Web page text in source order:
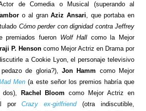
de Comedia o Musical (superando al
o al granAziz Ansari, que portaba en
Cómo perder con dignidad contra Jeffrey
premiados fueron Wolf Hall como la Mejor
P. Henson como Mejor Actriz en Drama por
a Cookie Lyon, el personaje televisivo
de gloria?),Jon Hamm como Mejor
Men (a este señor los premios habría que
Rachel Bloomcomo Mejor Actriz en
porCrazy ex-girlfriend
(otra indiscutible,